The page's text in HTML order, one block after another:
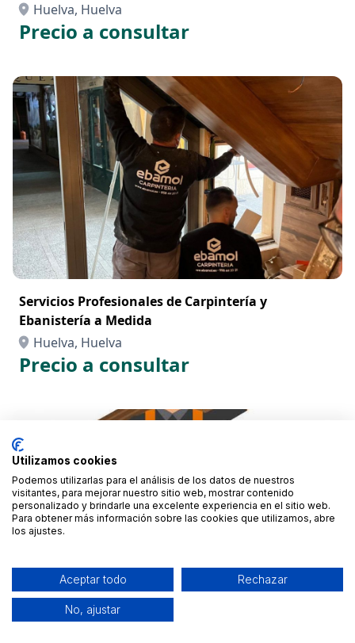
Huelva, Huelva
Precio a consultar
Servicios Profesionales de Carpintería y
Ebanistería a Medida
Huelva, Huelva
Precio a consultar
Utilizamos cookies
Podemos utilizarlas para el análisis de los datos de nuestros
visitantes, para mejorar nuestro sitio web, mostrar contenido
personalizado y brindarle una excelente experiencia en el sitio web.
Para obtener más información sobre las cookies que utilizamos, abre
los ajustes.
Aceptar todo Rechazar
No, ajustar